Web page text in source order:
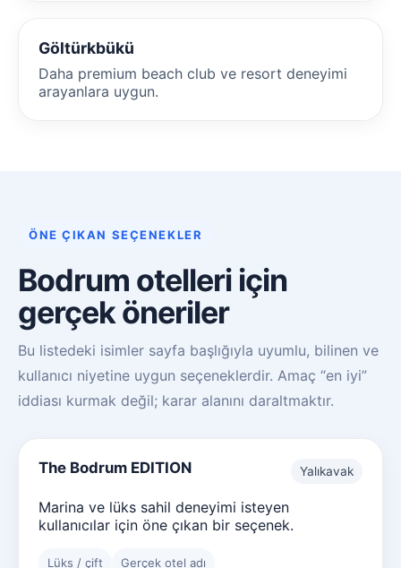
Göltürkbükü
Daha premium beach club ve resort deneyimi
arayanlara uygun.
ÖNE ÇIKAN SEÇENEKLER
Bodrum otelleri için
gerçek öneriler
Bu listedeki isimler sayfa başlığıyla uyumlu, bilinen ve
kullanıcı niyetine uygun seçeneklerdir. Amaç “en iyi”
iddiası kurmak değil; karar alanını daraltmaktır.
The Bodrum EDITION Yalıkavak
Marina ve lüks sahil deneyimi isteyen
kullanıcılar için öne çıkan bir seçenek.
Lüks / çift Gerçek otel adı